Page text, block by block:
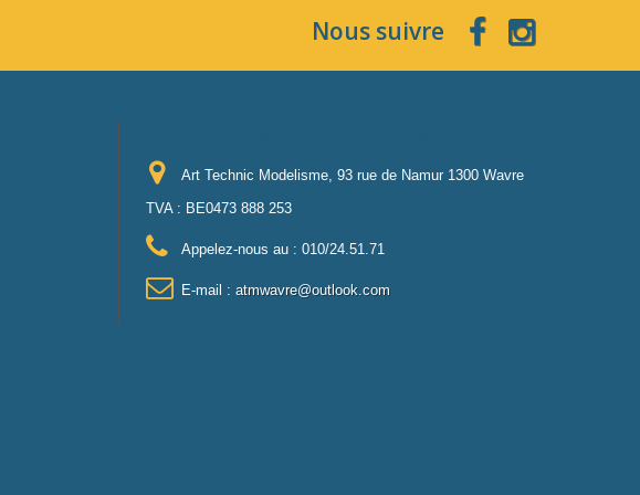
Nous suivre
Art Technic Modelisme, 93 rue de Namur 1300 Wavre
TVA : BE0473 888 253
Appelez-nous au : 010/24.51.71
E-mail : atmwavre@outlook.com